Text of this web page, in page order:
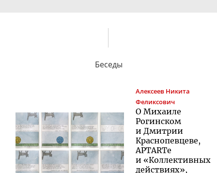
Беседы
Алексеев Никита
Феликсович
О Михаиле
Рогинском
и Дмитрии
Краснопевцеве,
APTARTе
и «Коллективных
действиях»,